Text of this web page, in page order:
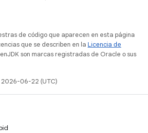
de código que aparecen en esta página
que se describen en la Licencia de
son marcas registradas de Oracle o sus
06-22 (UTC)